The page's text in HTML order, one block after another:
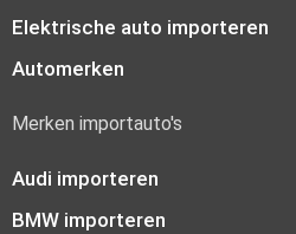
Elektrische auto importeren
Automerken
Merken importauto's
Audi importeren
BMW importeren